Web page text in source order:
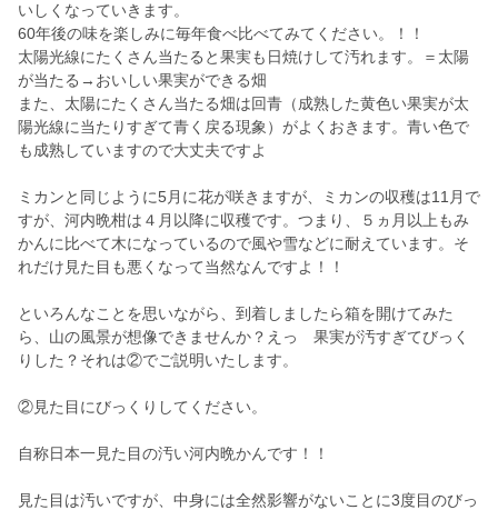
いしくなっていきます。
60年後の味を楽しみに毎年食べ比べてみてください。！！
太陽光線にたくさん当たると果実も日焼けして汚れます。＝太陽
が当たる→おいしい果実ができる畑
また、太陽にたくさん当たる畑は回青（成熟した黄色い果実が太
陽光線に当たりすぎて青く戻る現象）がよくおきます。青い色で
も成熟していますので大丈夫ですよ
ミカンと同じように5月に花が咲きますが、ミカンの収穫は11月で
すが、河内晩柑は４月以降に収穫です。つまり、５ヵ月以上もみ
かんに比べて木になっているので風や雪などに耐えています。そ
れだけ見た目も悪くなって当然なんですよ！！
といろんなことを思いながら、到着しましたら箱を開けてみた
ら、山の風景が想像できませんか？えっ 果実が汚すぎてびっく
りした？それは②でご説明いたします。
②見た目にびっくりしてください。
自称日本一見た目の汚い河内晩かんです！！
見た目は汚いですが、中身には全然影響がないことに3度目のびっ